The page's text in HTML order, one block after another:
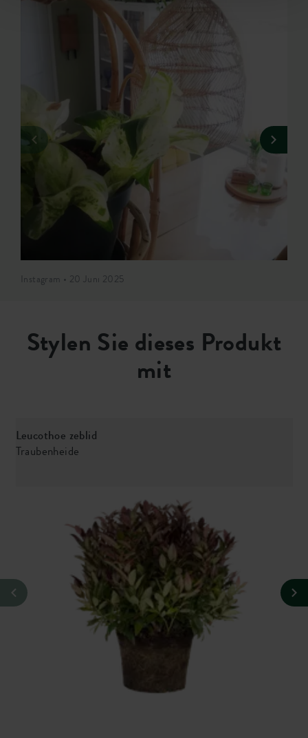
Instagram • 20 Juni 2025
Stylen Sie dieses Produkt
mit
Leucothoe zeblid
Traubenheide